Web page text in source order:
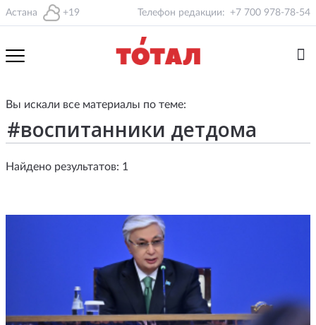
Астана +19 Телефон редакции: +7 700 978-78-54
Вы искали все материалы по теме:
Найдено результатов: 1